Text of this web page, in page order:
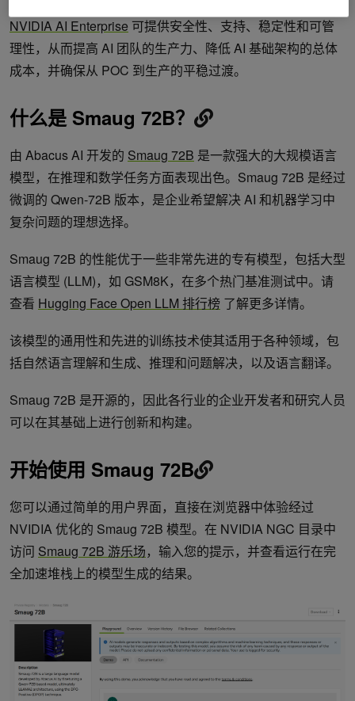
NVIDIA AI Enterprise 可提供安全性、支持、稳定性和可管
理性，从而提高 AI 团队的生产力、降低 AI 基础架构的总体
成本，并确保从 POC 到生产的平稳过渡。
什么是 Smaug 72B？
由 Abacus AI 开发的 Smaug 72B 是一款强大的大规模语言
模型，在推理和数学任务方面表现出色。Smaug 72B 是经过
微调的 Qwen-72B 版本，是企业希望解决 AI 和机器学习中
复杂问题的理想选择。
Smaug 72B 的性能优于一些非常先进的专有模型，包括大型
语言模型 (LLM)，如 GSM8K，在多个热门基准测试中。请
查看 Hugging Face Open LLM 排行榜 了解更多详情。
该模型的通用性和先进的训练技术使其适用于各种领域，包
括自然语言理解和生成、推理和问题解决，以及语言翻译。
Smaug 72B 是开源的，因此各行业的企业开发者和研究人员
可以在其基础上进行创新和构建。
开始使用 Smaug 72B
您可以通过简单的用户界面，直接在浏览器中体验经过
NVIDIA 优化的 Smaug 72B 模型。在 NVIDIA NGC 目录中
访问 Smaug 72B 游乐场，输入您的提示，并查看运行在完
全加速堆栈上的模型生成的结果。